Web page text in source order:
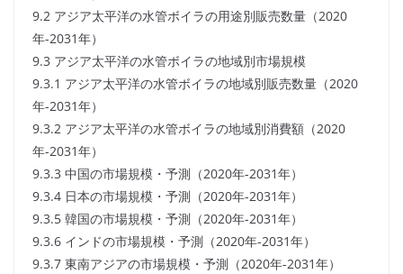
9.2 アジア太平洋の水管ボイラの用途別販売数量（2020
年-2031年）
9.3 アジア太平洋の水管ボイラの地域別市場規模
9.3.1 アジア太平洋の水管ボイラの地域別販売数量（2020
年-2031年）
9.3.2 アジア太平洋の水管ボイラの地域別消費額（2020
年-2031年）
9.3.3 中国の市場規模・予測（2020年-2031年）
9.3.4 日本の市場規模・予測（2020年-2031年）
9.3.5 韓国の市場規模・予測（2020年-2031年）
9.3.6 インドの市場規模・予測（2020年-2031年）
9.3.7 東南アジアの市場規模・予測（2020年-2031年）